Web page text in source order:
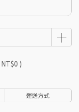
NT$0 )
運送方式